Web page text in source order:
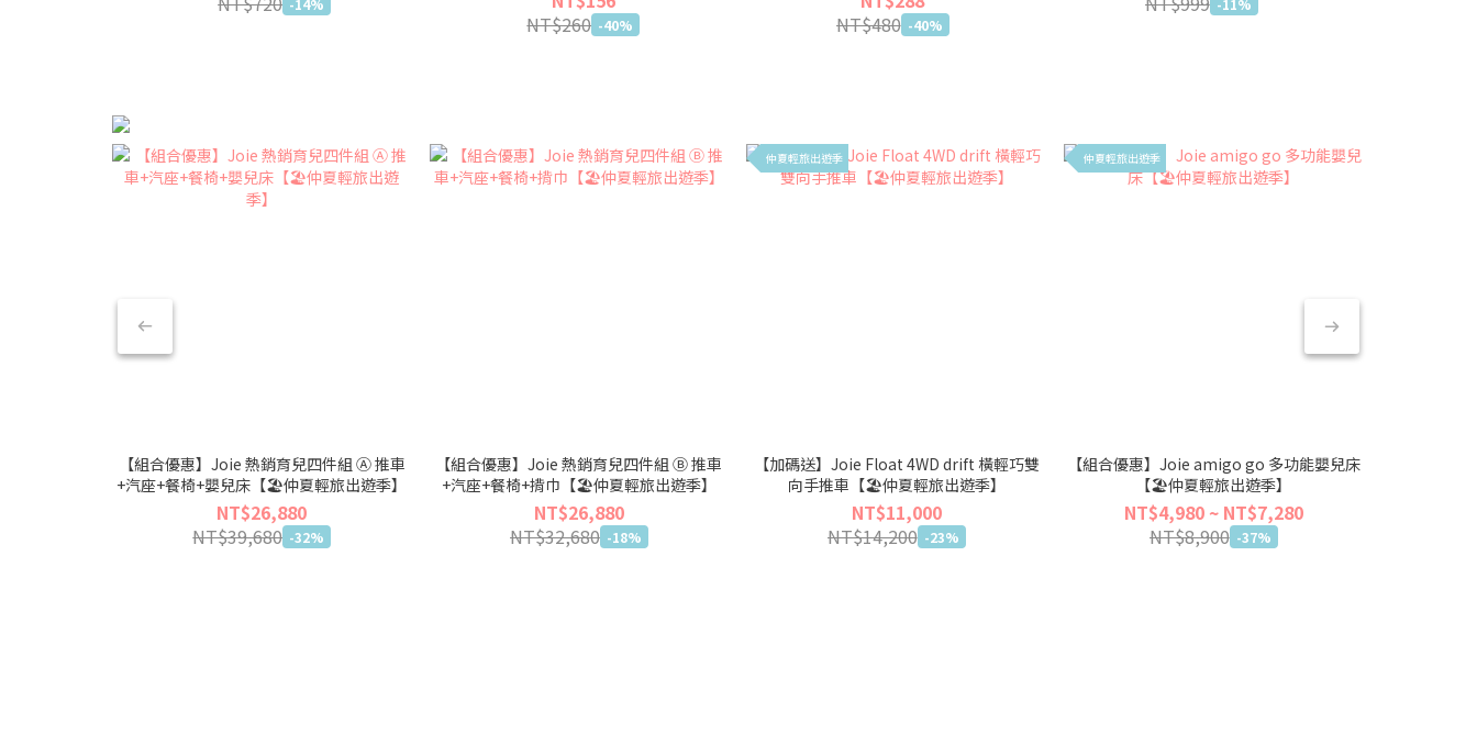
NT$260 -40%
NT$480 -40%
【組合優惠】Joie 熱銷育兒四件組 Ⓐ 推車
+汽座+餐椅+嬰兒床【🏖仲夏輕旅出遊季】
NT$26,880
NT$39,680 -32%
【組合優惠】Joie 熱銷育兒四件組 Ⓑ 推車
+汽座+餐椅+揹巾【🏖仲夏輕旅出遊季】
NT$26,880
NT$32,680 -18%
仲夏輕旅出遊季
【加碼送】Joie Float 4WD drift 橫輕巧雙
向手推車【🏖仲夏輕旅出遊季】
NT$11,000
NT$14,200 -23%
仲夏輕旅出遊季
【組合優惠】Joie amigo go 多功能嬰兒床
【🏖仲夏輕旅出遊季】
NT$4,980 ~ NT$7,280
NT$8,900 -37%